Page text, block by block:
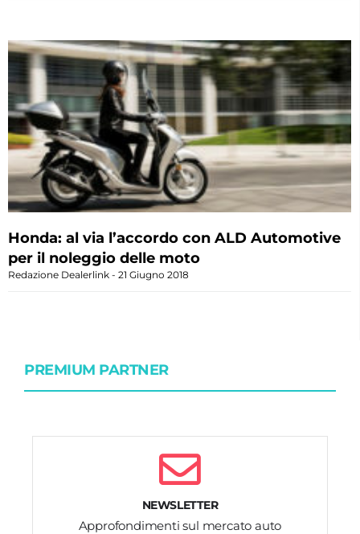
Honda: al via l’accordo con ALD Automotive
per il noleggio delle moto
Redazione Dealerlink 21 Giugno 2018
PREMIUM PARTNER
NEWSLETTER
Approfondimenti sul mercato auto